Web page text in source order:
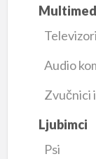
Televizori
Audio
Zvučnici
Ljubimci
Psi